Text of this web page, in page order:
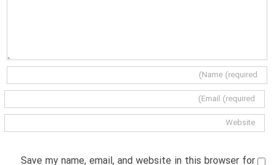
Save my name, email, and website in this browser for